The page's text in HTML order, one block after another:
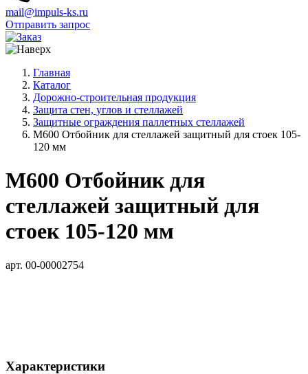
mail@impuls-ks.ru
Отправить запрос
Главная
Каталог
Дорожно-строительная продукция
Защита стен, углов и стеллажей
Защитные ограждения паллетных стеллажей
М600 Отбойник для стеллажей защитный для стоек 105-
120 мм
М600 Отбойник для
стеллажей защитный для
стоек 105-120 мм
арт. 00-00002754
Характеристики